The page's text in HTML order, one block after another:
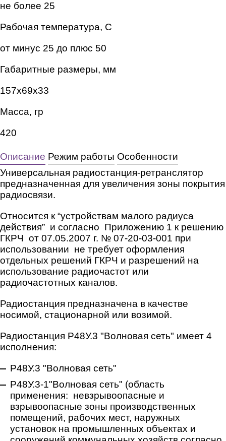
не более 25
Рабочая температура, С
от минус 25 до плюс 50
Габаритные размеры, мм
157х69х33
Масса, гр
420
Описание Режим работы Особенности
Универсальная радиостанция-ретранслятор
предназначенная для увеличения зоны покрытия
радиосвязи.
Относится к “устройствам малого радиуса
действия” и согласно Приложению 1 к решению
ГКРЧ от 07.05.2007 г. № 07-20-03-001 при
использовании не требует оформления
отдельных решений ГКРЧ и разрешений на
использование радиочастот или
радиочастотных каналов.
Радиостанция предназначена в качестве
носимой, стационарной или возимой.
Радиостанция Р48У.3 "Волновая сеть" имеет 4
исполнения:
Р48У.3 "Волновая сеть"
Р48У.3-1"Волновая сеть" (область
применения: невзрывоопасные и
взрывоопасные зоны производственных
помещений, рабочих мест, наружных
установок на промышленных объектах и